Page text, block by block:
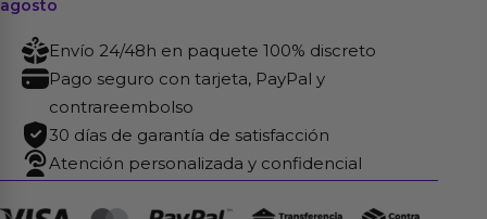
21
Marron
cantidad
agosto
Envío 24/48h en paquete 100% discreto
Pago seguro con tarjeta, PayPal y
contrareembolso
30 días de garantía de satisfacción
Atención personalizada y confidencial